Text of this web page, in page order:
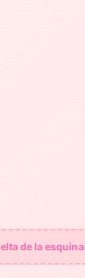
de la esquina